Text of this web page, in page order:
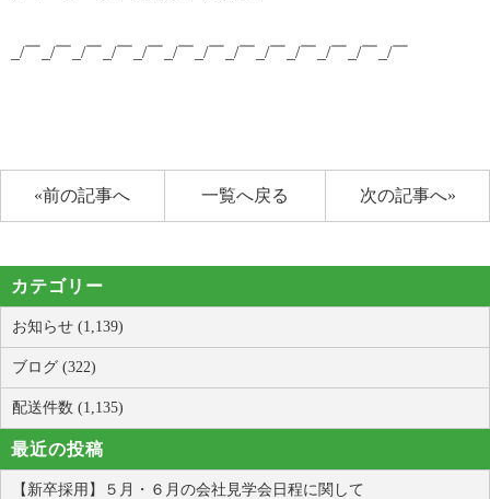
_/￣_/￣_/￣_/￣_/￣_/￣_/￣_/￣_/￣_/￣_/￣_/￣_/￣
«前の記事へ 次の記事へ»
一覧へ戻る
カテゴリー
お知らせ (1,139)
ブログ (322)
配送件数 (1,135)
最近の投稿
【新卒採用】５月・６月の会社見学会日程に関して